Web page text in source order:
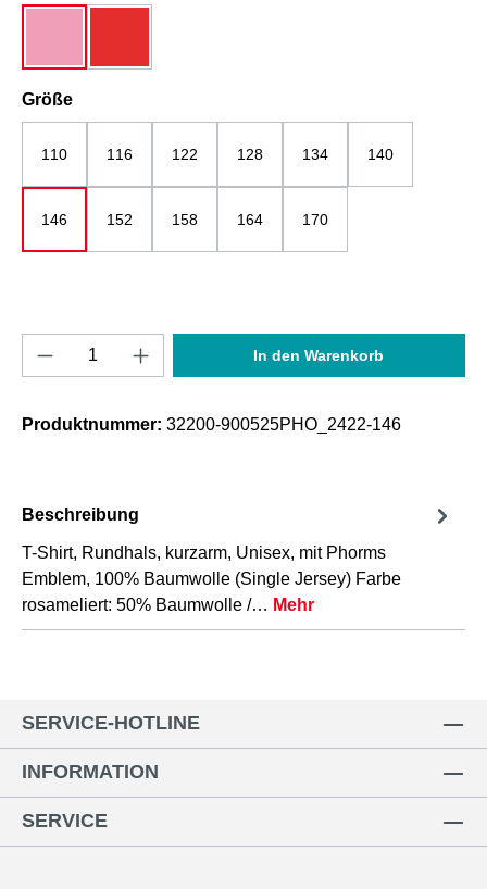
Größeauswählen
110 116 122 128 134 140
146 152 158 164 170
Produkt Anzahl: Gib den gewünschten
In den Warenkorb
Produktnummer: 32200-900525PHO_2422-146
Beschreibung
T-Shirt, Rundhals, kurzarm, Unisex, mit Phorms
Emblem, 100% Baumwolle (Single Jersey) Farbe
rosameliert: 50% Baumwolle /… Mehr
SERVICE-HOTLINE
INFORMATION
SERVICE